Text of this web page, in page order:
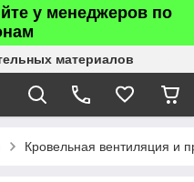
у менеджеров по
материалов
Кровельная вентиляция и